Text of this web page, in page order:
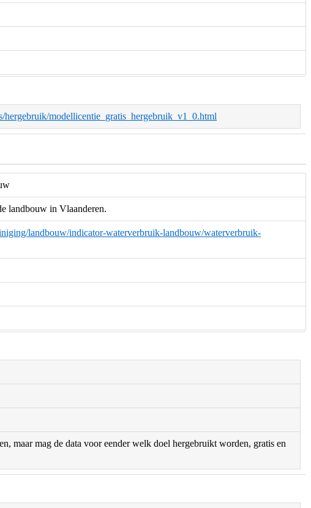
hergebruik/modellicentie_gratis_hergebruik_v1_0.html
landbouw in Vlaanderen.
landbouw/indicator-waterverbruik-landbouw/waterverbruik-
maar mag de data voor eender welk doel hergebruikt worden, gratis en